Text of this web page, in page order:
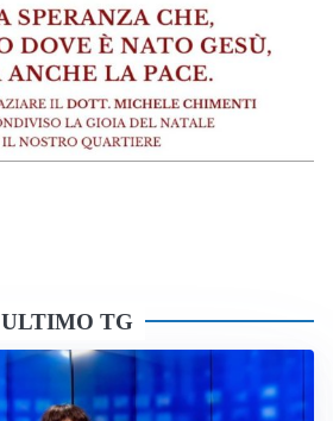
ULTIMO TG